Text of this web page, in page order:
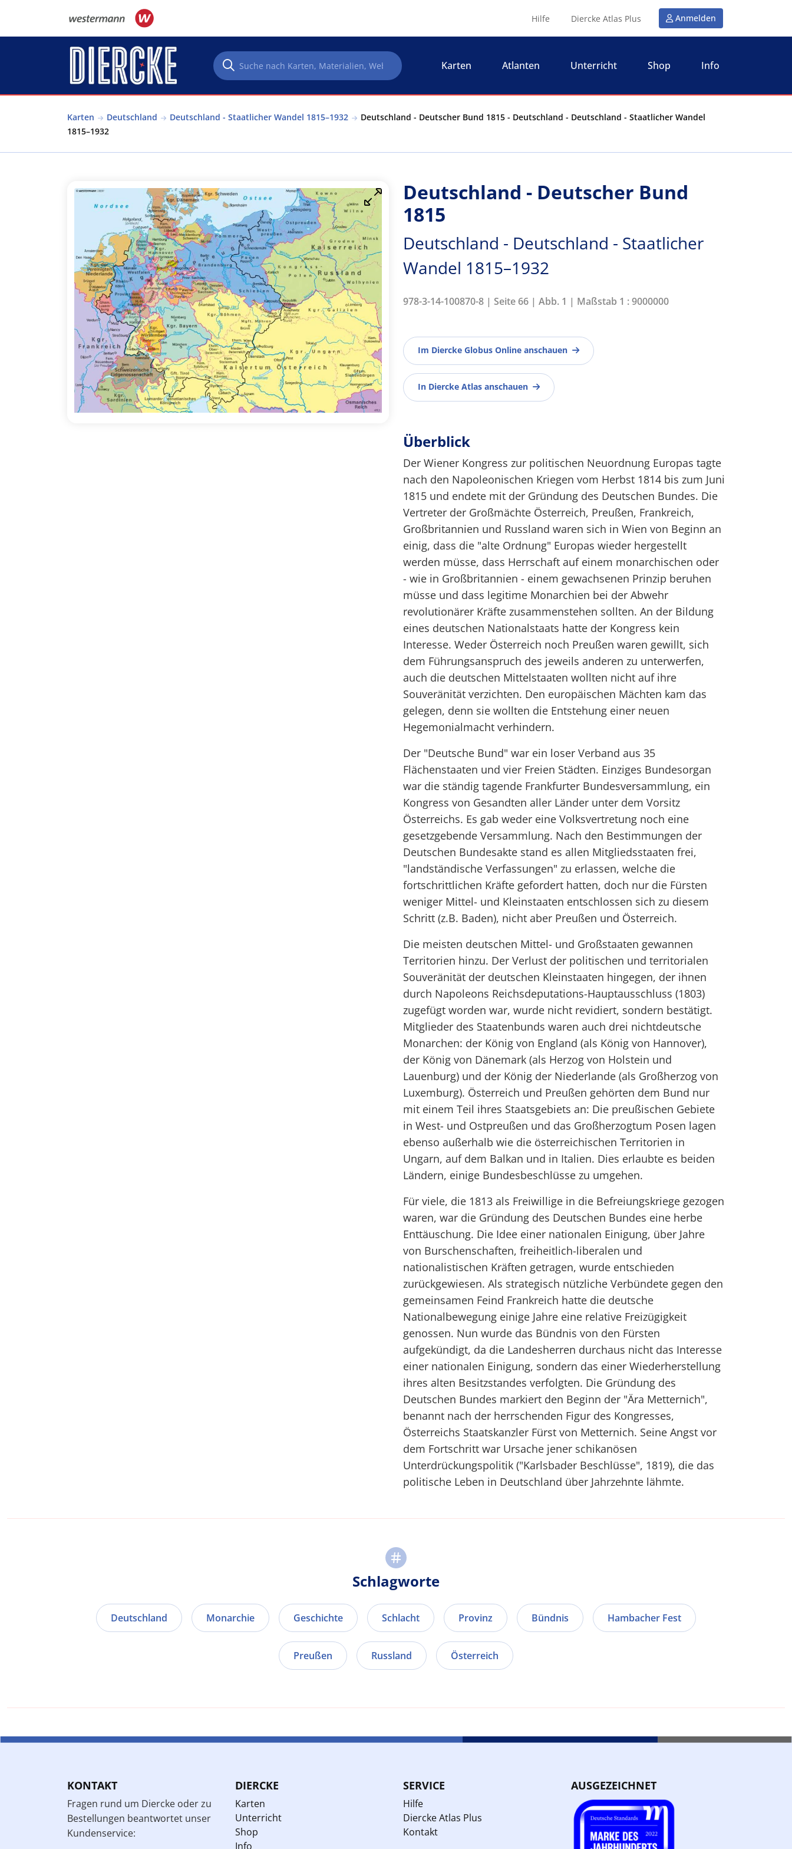
Hilfe Diercke Atlas Plus Anmelden
Karten Atlanten Unterricht Shop Info
Karten Deutschland Deutschland - Staatlicher Wandel 1815–1932
Deutschland - Deutscher Bund 1815 - Deutschland - Deutschland - Staatlicher Wandel
1815–1932
Deutschland - Deutscher Bund
1815
Deutschland - Deutschland - Staatlicher
Wandel 1815–1932
978-3-14-100870-8 | Seite 66 | Abb. 1 | Maßstab 1 : 9000000
Im Diercke Globus Online anschauen
In Diercke Atlas anschauen
Überblick
Der Wiener Kongress zur politischen Neuordnung Europas tagte
nach den Napoleonischen Kriegen vom Herbst 1814 bis zum Juni
1815 und endete mit der Gründung des Deutschen Bundes. Die
Vertreter der Großmächte Österreich, Preußen, Frankreich,
Großbritannien und Russland waren sich in Wien von Beginn an
einig, dass die "alte Ordnung" Europas wieder hergestellt
werden müsse, dass Herrschaft auf einem monarchischen oder
- wie in Großbritannien - einem gewachsenen Prinzip beruhen
müsse und dass legitime Monarchien bei der Abwehr
revolutionärer Kräfte zusammenstehen sollten. An der Bildung
eines deutschen Nationalstaats hatte der Kongress kein
Interesse. Weder Österreich noch Preußen waren gewillt, sich
dem Führungsanspruch des jeweils anderen zu unterwerfen,
auch die deutschen Mittelstaaten wollten nicht auf ihre
Souveränität verzichten. Den europäischen Mächten kam das
gelegen, denn sie wollten die Entstehung einer neuen
Hegemonialmacht verhindern.
Der "Deutsche Bund" war ein loser Verband aus 35
Flächenstaaten und vier Freien Städten. Einziges Bundesorgan
war die ständig tagende Frankfurter Bundesversammlung, ein
Kongress von Gesandten aller Länder unter dem Vorsitz
Österreichs. Es gab weder eine Volksvertretung noch eine
gesetzgebende Versammlung. Nach den Bestimmungen der
Deutschen Bundesakte stand es allen Mitgliedsstaaten frei,
"landständische Verfassungen" zu erlassen, welche die
fortschrittlichen Kräfte gefordert hatten, doch nur die Fürsten
weniger Mittel- und Kleinstaaten entschlossen sich zu diesem
Schritt (z.B. Baden), nicht aber Preußen und Österreich.
Die meisten deutschen Mittel- und Großstaaten gewannen
Territorien hinzu. Der Verlust der politischen und territorialen
Souveränität der deutschen Kleinstaaten hingegen, der ihnen
durch Napoleons Reichsdeputations-Hauptausschluss (1803)
zugefügt worden war, wurde nicht revidiert, sondern bestätigt.
Mitglieder des Staatenbunds waren auch drei nichtdeutsche
Monarchen: der König von England (als König von Hannover),
der König von Dänemark (als Herzog von Holstein und
Lauenburg) und der König der Niederlande (als Großherzog von
Luxemburg). Österreich und Preußen gehörten dem Bund nur
mit einem Teil ihres Staatsgebiets an: Die preußischen Gebiete
in West- und Ostpreußen und das Großherzogtum Posen lagen
ebenso außerhalb wie die österreichischen Territorien in
Ungarn, auf dem Balkan und in Italien. Dies erlaubte es beiden
Ländern, einige Bundesbeschlüsse zu umgehen.
Für viele, die 1813 als Freiwillige in die Befreiungskriege gezogen
waren, war die Gründung des Deutschen Bundes eine herbe
Enttäuschung. Die Idee einer nationalen Einigung, über Jahre
von Burschenschaften, freiheitlich-liberalen und
nationalistischen Kräften getragen, wurde entschieden
zurückgewiesen. Als strategisch nützliche Verbündete gegen den
gemeinsamen Feind Frankreich hatte die deutsche
Nationalbewegung einige Jahre eine relative Freizügigkeit
genossen. Nun wurde das Bündnis von den Fürsten
aufgekündigt, da die Landesherren durchaus nicht das Interesse
einer nationalen Einigung, sondern das einer Wiederherstellung
ihres alten Besitzstandes verfolgten. Die Gründung des
Deutschen Bundes markiert den Beginn der "Ära Metternich",
benannt nach der herrschenden Figur des Kongresses,
Österreichs Staatskanzler Fürst von Metternich. Seine Angst vor
dem Fortschritt war Ursache jener schikanösen
Unterdrückungspolitik ("Karlsbader Beschlüsse", 1819), die das
politische Leben in Deutschland über Jahrzehnte lähmte.
Schlagworte
Deutschland Monarchie Geschichte Schlacht Provinz Bündnis Hambacher Fest
Preußen Russland Österreich
KONTAKT
Fragen rund um Diercke oder zu
Bestellungen beantwortet unser
Kundenservice:
DIERCKE
Karten
Unterricht
Shop
Info
SERVICE
Hilfe
Diercke Atlas Plus
Kontakt
AUSGEZEICHNET